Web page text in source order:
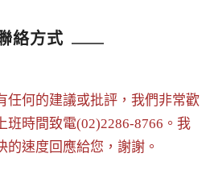
絡方式
任何的建議或批評，我們非常歡
班時間致電(02)2286-8766。我
速度回應給您，謝謝。